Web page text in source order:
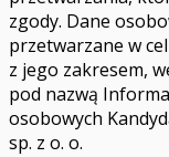
zgody. Dane
przetwarzane w
z jego zakresem,
pod nazwą
osobowych
sp. z o. o.